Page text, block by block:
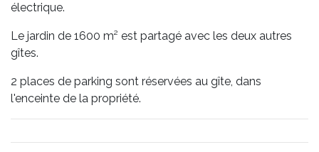
électrique.
Le jardin de 1600 m² est partagé avec les deux autres
gîtes.
2 places de parking sont réservées au gîte, dans
l'enceinte de la propriété.